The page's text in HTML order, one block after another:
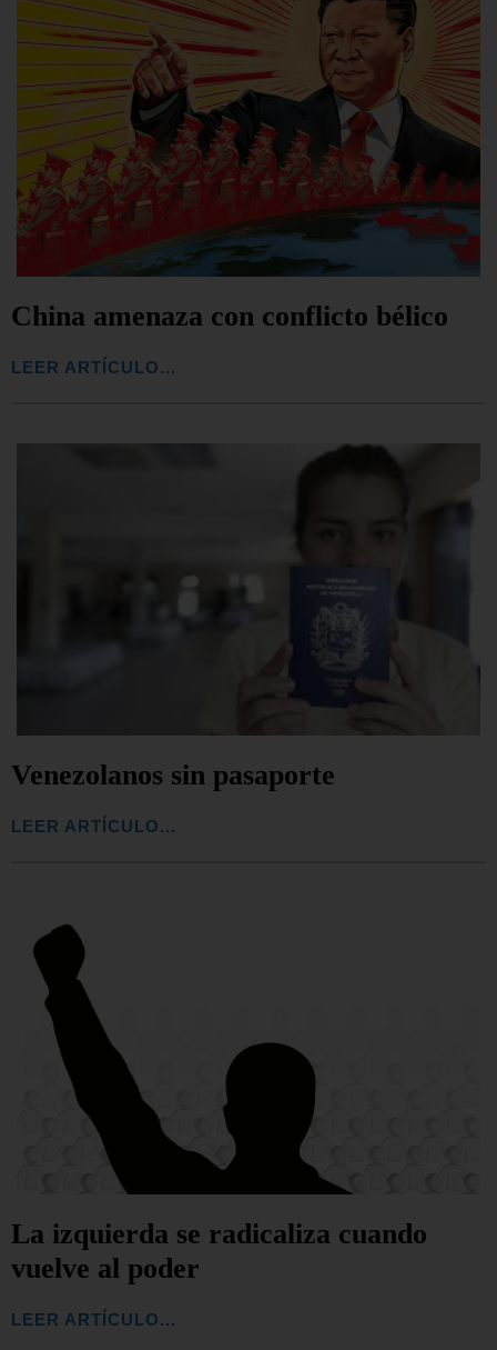
China amenaza con conflicto bélico
LEER ARTÍCULO...
Venezolanos sin pasaporte
LEER ARTÍCULO...
La izquierda se radicaliza cuando
vuelve al poder
LEER ARTÍCULO...